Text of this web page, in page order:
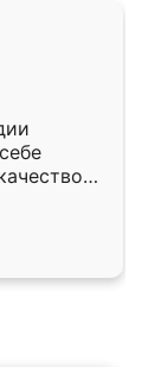
почти